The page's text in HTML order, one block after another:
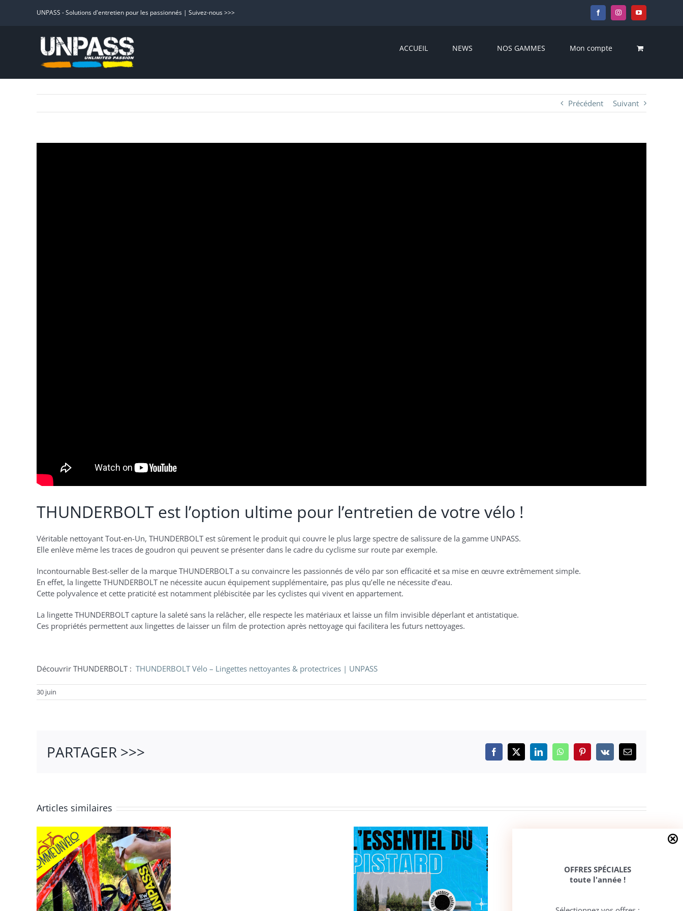
UNPASS - Solutions d'entretien pour les passionnés | Suivez-nous >>> FacebookInstagramYouTube
ACCUEIL NEWS NOS GAMMES Mon compte
Précédent Suivant
THUNDERBOLT est l’option ultime pour l’entretien de votre vélo !
Véritable nettoyant Tout-en-Un, THUNDERBOLT est sûrement le produit qui couvre le plus large spectre de salissure de la gamme UNPASS.
Elle enlève même les traces de goudron qui peuvent se présenter dans le cadre du cyclisme sur route par exemple.
Incontournable Best-seller de la marque THUNDERBOLT a su convaincre les passionnés de vélo par son efficacité et sa mise en œuvre extrêmement simple.
En effet, la lingette THUNDERBOLT ne nécessite aucun équipement supplémentaire, pas plus qu’elle ne nécessite d’eau.
Cette polyvalence et cette praticité est notamment plébiscitée par les cyclistes qui vivent en appartement.
La lingette THUNDERBOLT capture la saleté sans la relâcher, elle respecte les matériaux et laisse un film invisible déperlant et antistatique.
Ces propriétés permettent aux lingettes de laisser un film de protection après nettoyage qui facilitera les futurs nettoyages.
Découvrir THUNDERBOLT : THUNDERBOLT Vélo – Lingettes nettoyantes & protectrices | UNPASS
OFFRES SPÉCIALES
toute l'année !
30 juin
PARTAGER >>> Facebook
X LinkedInWhatsAppPinterest
Vk Email
Articles similaires